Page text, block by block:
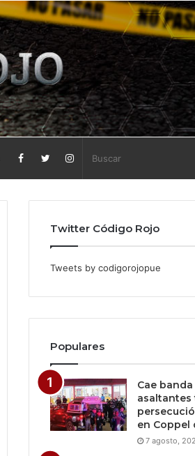
Twitter Código Rojo
Tweets by codigorojopue
Populares
Cae
asaltantes
en Coppel
7 agosto,